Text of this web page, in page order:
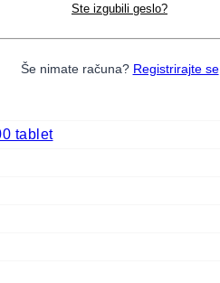
tablet
Ste izgubili geslo?
Še nimate računa? Registrirajte se